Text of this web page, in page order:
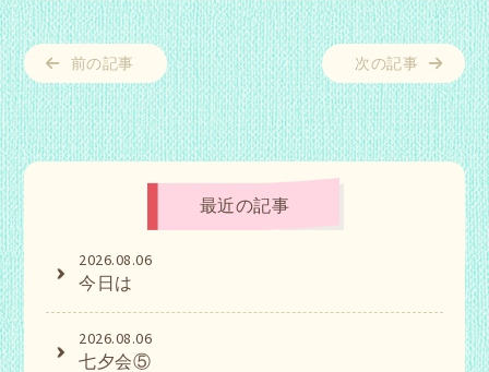
前の記事 次の記事
最近の記事
2026.08.06
今日は
2026.08.06
七夕会⑤